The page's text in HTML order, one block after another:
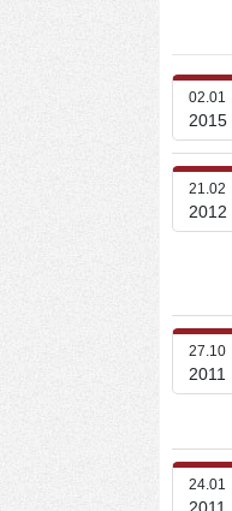
02.01
2015
21.02
2012
27.10
2011
24.01